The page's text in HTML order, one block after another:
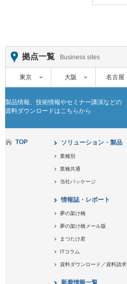
拠点一覧 Business sites
東京 大阪 名古屋
製品情報、技術情報やセミナー講演などの
資料ダウンロードはこちらから
TOP ソリューション・製品
業種別
業種共通
当社パッケージ
情報誌・レポート
夢の架け橋
夢の架け橋メール版
まつたけ君
ITコラム
資料ダウンロード／資料請求
新着情報一覧